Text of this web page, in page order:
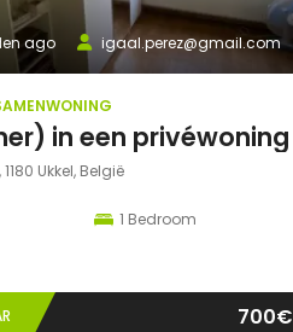
igaal.perez@gmail.com
ago
in een privéwoning
Ukkel, België
1 Bedroom
700€